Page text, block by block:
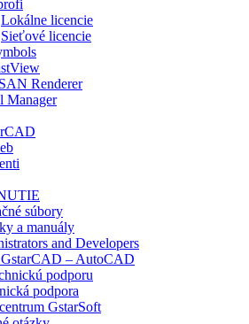
Lokálne licencie
Sieťové licencie
Renderer
Manager
súbory
a manuály
and Developers
GstarCAD – AutoCAD
podporu
podpora
GstarSoft